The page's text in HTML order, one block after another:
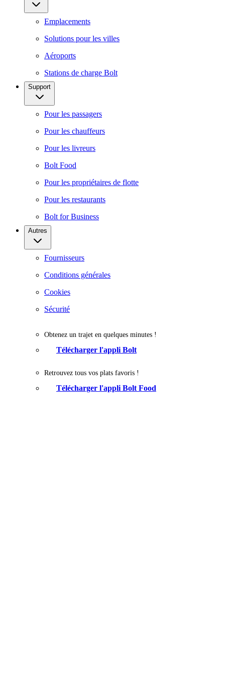
Emplacements
Solutions pour les villes
Aéroports
Stations de charge Bolt
Support
Pour les passagers
Pour les chauffeurs
Pour les livreurs
Bolt Food
Pour les propriétaires de flotte
Pour les restaurants
Bolt for Business
Autres
Fournisseurs
Conditions générales
Cookies
Sécurité
Obtenez un trajet en quelques minutes !
Télécharger l'appli Bolt
Retrouvez tous vos plats favoris !
Télécharger l'appli Bolt Food